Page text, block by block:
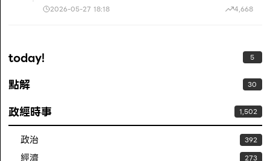
2026-05-27 18:18 4,668
today! 5
點解 30
政經時事 1,502
政治 392
經濟 273